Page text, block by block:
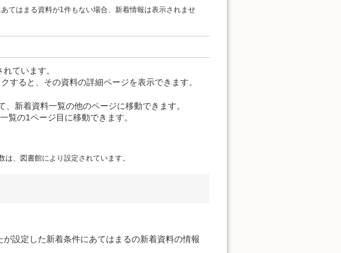
てはまる資料が1件もない場合、新着情報は表示されませ
ています。
すると、その資料の詳細ページを表示できます。
新着資料一覧の他のページに移動できます。
覧の1ページ目に移動できます。
、図書館により設定されています。
設定した新着条件にあてはまるの新着資料の情報